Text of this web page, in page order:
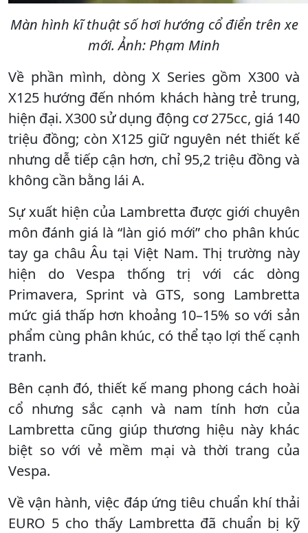
Màn hình kĩ thuật số hơi hướng cổ điển trên xe
mới. Ảnh: Phạm Minh
Về phần mình, dòng X Series gồm X300 và
X125 hướng đến nhóm khách hàng trẻ trung,
hiện đại. X300 sử dụng động cơ 275cc, giá 140
triệu đồng; còn X125 giữ nguyên nét thiết kế
nhưng dễ tiếp cận hơn, chỉ 95,2 triệu đồng và
không cần bằng lái A.
Sự xuất hiện của Lambretta được giới chuyên
môn đánh giá là “làn gió mới” cho phân khúc
tay ga châu Âu tại Việt Nam. Thị trường này
hiện do Vespa thống trị với các dòng
Primavera, Sprint và GTS, song Lambretta
mức giá thấp hơn khoảng 10–15% so với sản
phẩm cùng phân khúc, có thể tạo lợi thế cạnh
tranh.
Bên cạnh đó, thiết kế mang phong cách hoài
cổ nhưng sắc cạnh và nam tính hơn của
Lambretta cũng giúp thương hiệu này khác
biệt so với vẻ mềm mại và thời trang của
Vespa.
Về vận hành, việc đáp ứng tiêu chuẩn khí thải
EURO 5 cho thấy Lambretta đã chuẩn bị kỹ